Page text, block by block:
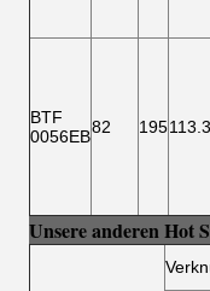
BTF
0056EB82 195113.3
Unsere anderen Hot